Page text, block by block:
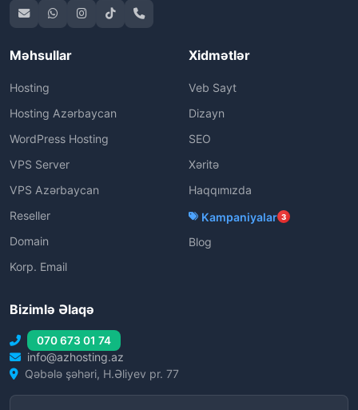
Məhsullar
Hosting
Hosting Azərbaycan
WordPress Hosting
VPS Server
VPS Azərbaycan
Reseller
Domain
Korp. Email
Xidmətlər
Veb Sayt
Dizayn
SEO
Xəritə
Haqqımızda
Kampaniyalar 3
Blog
Bizimlə Əlaqə
070 673 01 74
info@azhosting.az
Qəbələ şəhəri, H.Əliyev pr. 77